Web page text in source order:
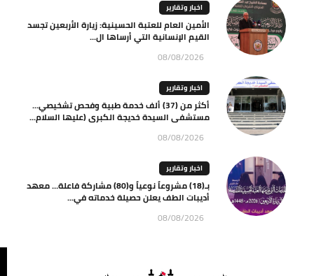
اخبار وتقارير
الأمين العام للعتبة الحسينية: زيارة الأربعين تجسد
القيم الإنسانية التي أرساها ال...
08/08/2026
اخبار وتقارير
أكثر من (37) ألف خدمة طبية وفحص تشخيصي…
مستشفى السيدة خديجة الكبرى (عليها السلام...
08/08/2026
اخبار وتقارير
بـ(18) مشروعاً نوعياً و(80) مشاركة فاعلة… معهد
أديبات الطف يعلن حصيلة خدماته في...
08/08/2026